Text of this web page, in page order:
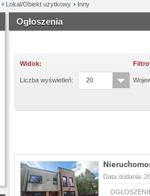
Lokal/Obiekt użytkowy Inny
Ogłoszenia
Widok:
Liczba wyświetleń: 20
Data dodania: